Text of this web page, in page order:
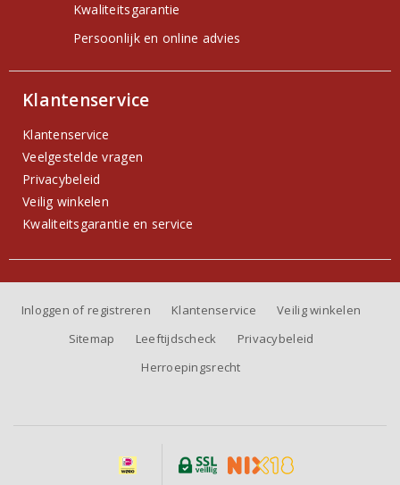
Kwaliteitsgarantie
Persoonlijk en online advies
Klantenservice
Klantenservice
Veelgestelde vragen
Privacybeleid
Veilig winkelen
Kwaliteitsgarantie en service
Inloggen of registreren Klantenservice
Veilig winkelen
Sitemap
Leeftijdscheck
Privacybeleid
Herroepingsrecht